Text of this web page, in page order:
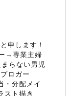
申します！
→専業主婦
らない男児
ロガー
・分配メイ
スト描き